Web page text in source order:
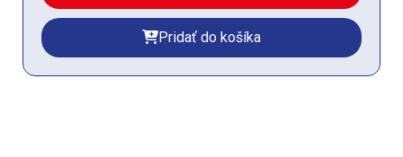
Pridať do košíka